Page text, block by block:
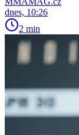
dnes, 10:26
2 min